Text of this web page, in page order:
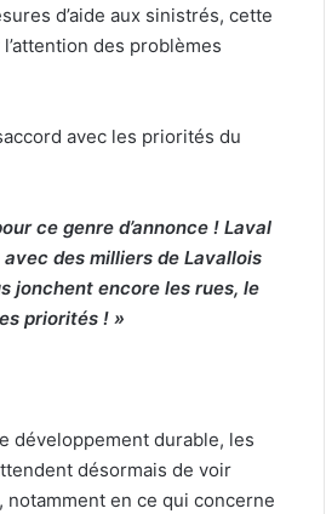
d’aide aux sinistrés, cette
des problèmes
avec les priorités du
ce genre d’annonce ! Laval
des milliers de Lavallois
jonchent encore les rues, le
priorités ! »
développement durable, les
désormais de voir
notamment en ce qui concerne